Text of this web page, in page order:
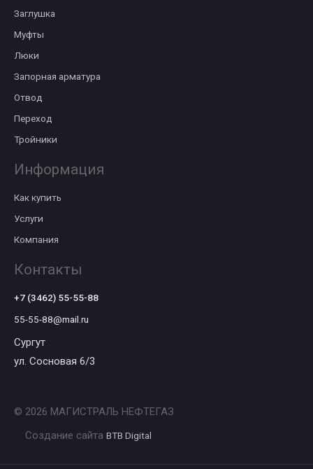
Заглушка
Муфты
Люки
Запорная арматура
Отвод
Переход
Тройники
Информация
Как купить
Услуги
Компания
Контакты
+7 (3462) 55-55-88
55-55-88@mail.ru
Сургут
ул. Сосновая 6/3
© 2026 МАГИСТРАЛЬ НЕФТЕГАЗ
Создание сайта BTB Digital